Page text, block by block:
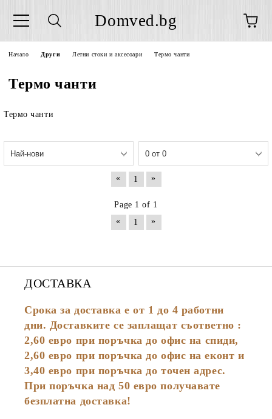
Domved.bg
Начало Други Летни стоки и аксесоари Термо чанти
Термо чанти
Термо чанти
« 1 »
Page 1 of 1
«
1 »
ДОСТАВКА
Срока за доставка е от 1 до 4 работни
дни. Доставките се заплащат съответно :
2,60 евро при поръчка до офис на спиди,
2,60 евро при поръчка до офис на еконт и
3,40 евро при поръчка до точен адрес.
При поръчка над 50 евро получавате
безплатна доставка!